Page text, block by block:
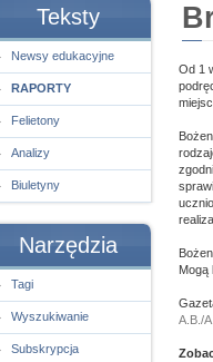
Teksty
Newsy edukacyjne
RAPORTY
Felietony
Analizy
Biuletyny
Narzędzia
Tagi
Wyszukiwanie
Subskrypcja
Od 1
Mogą
A.B./